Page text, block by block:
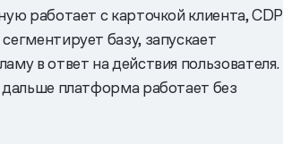
работает с карточкой клиента, CDP
базу, запускает
в ответ на действия пользователя.
платформа работает без